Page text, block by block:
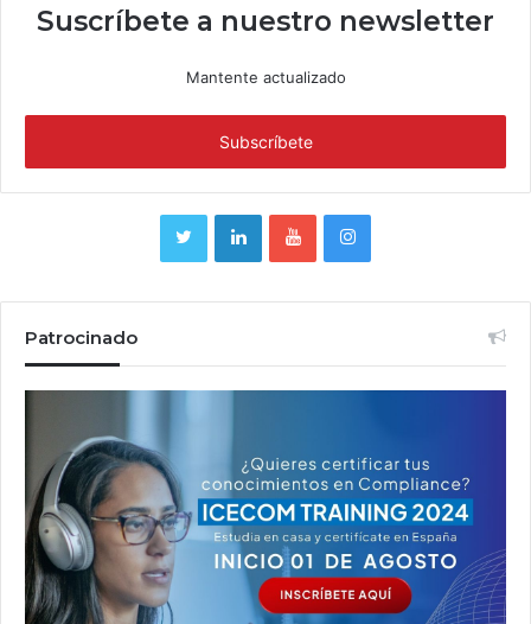
Suscríbete a nuestro newsletter
Mantente actualizado
Patrocinado